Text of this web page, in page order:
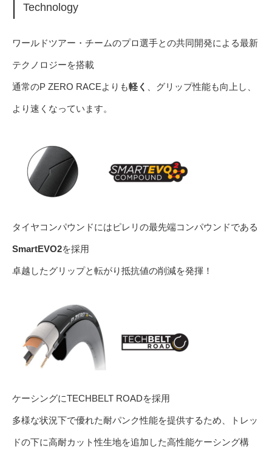
Technology
ワールドツアー・チームのプロ選手との共同開発による最新
テクノロジーを搭載
通常のP ZERO RACEよりも軽く 、グリップ性能も向上し、
より速くなっています。
タイヤコンパウンドにはピレリの最先端コンパウンドである
SmartEVO2を採用
卓越したグリップと転がり抵抗値の削減を発揮！
ケーシングにTECHBELT ROADを採用
多様な状況下で優れた耐パンク性能を提供するため、トレッ
ドの下に高耐カット性生地を追加した高性能ケーシング構